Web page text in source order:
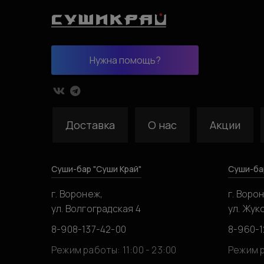
Нужна помощь?
Доставка О нас Акции
Суши-бар "Суши Край"
г. Воронеж,
ул. Волгоградская 4
8-908-137-42-00
Режим работы: 11:00 - 23:00
Суши-
г.
ул.
8-960-
Режим